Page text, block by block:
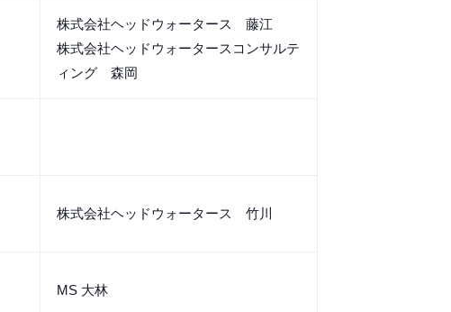
株式会社ヘッドウォータース 藤江
株式会社ヘッドウォータースコンサルテ
ィング 森岡
株式会社ヘッドウォータース 竹川
MS 大林